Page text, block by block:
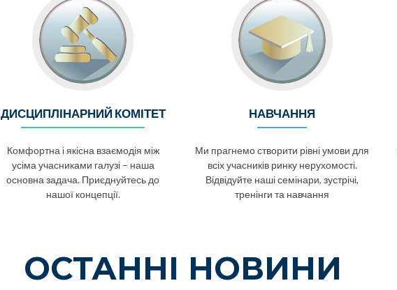
ДИСЦИПЛІНАРНИЙ КОМІТЕТ
Комфортна і якісна взаємодія між
усіма учасниками галузі – наша
основна задача. Приєднуйтесь до
нашої концепції.
НАВЧАННЯ
Ми прагнемо створити рівні умови для
всіх учасників ринку нерухомості.
Відвідуйте наші семінари, зустрічі,
тренінги та навчання
ОСТАННІ НОВИНИ